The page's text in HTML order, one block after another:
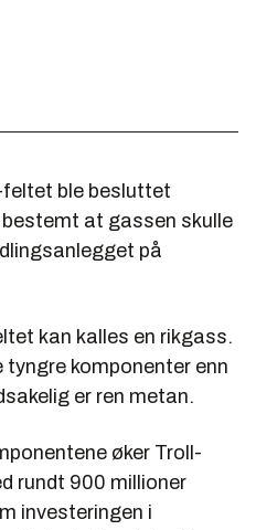
feltet ble besluttet
at gassen skulle
på
kan kalles en rikgass.
komponenter enn
er ren metan.
øker Troll-
rundt 900 millioner
investeringen i